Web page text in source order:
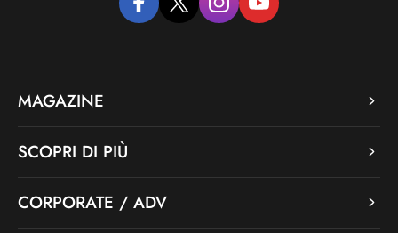
facebooktwitter instagramyoutube
MAGAZINE
SCOPRI DI PIÙ
CORPORATE / ADV